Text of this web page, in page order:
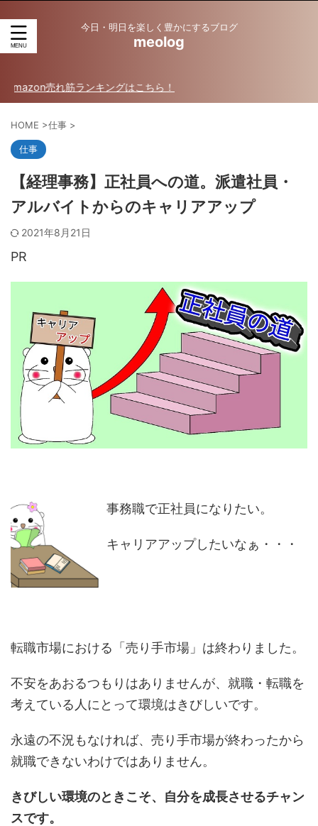
今日・明日を楽しく豊かにするブログ
meolog
れ筋ランキングはこちら！
HOME >仕事 >
仕事
【経理事務】正社員への道。派遣社員・
アルバイトからのキャリアアップ
2021年8月21日
PR
事務職で正社員になりたい。
キャリアアップしたいなぁ・・・
転職市場における「売り手市場」は終わりました。
不安をあおるつもりはありませんが、就職・転職を
考えている人にとって環境はきびしいです。
永遠の不況もなければ、売り手市場が終わったから
就職できないわけではありません。
きびしい環境のときこそ、自分を成長させるチャン
スです。